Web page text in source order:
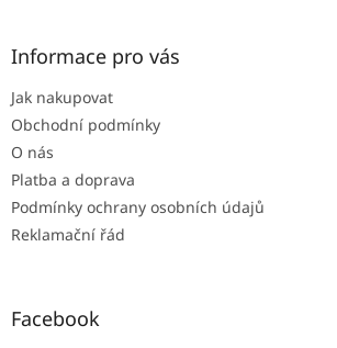
Informace pro vás
Jak nakupovat
Obchodní podmínky
O nás
Platba a doprava
Podmínky ochrany osobních údajů
Reklamační řád
Facebook